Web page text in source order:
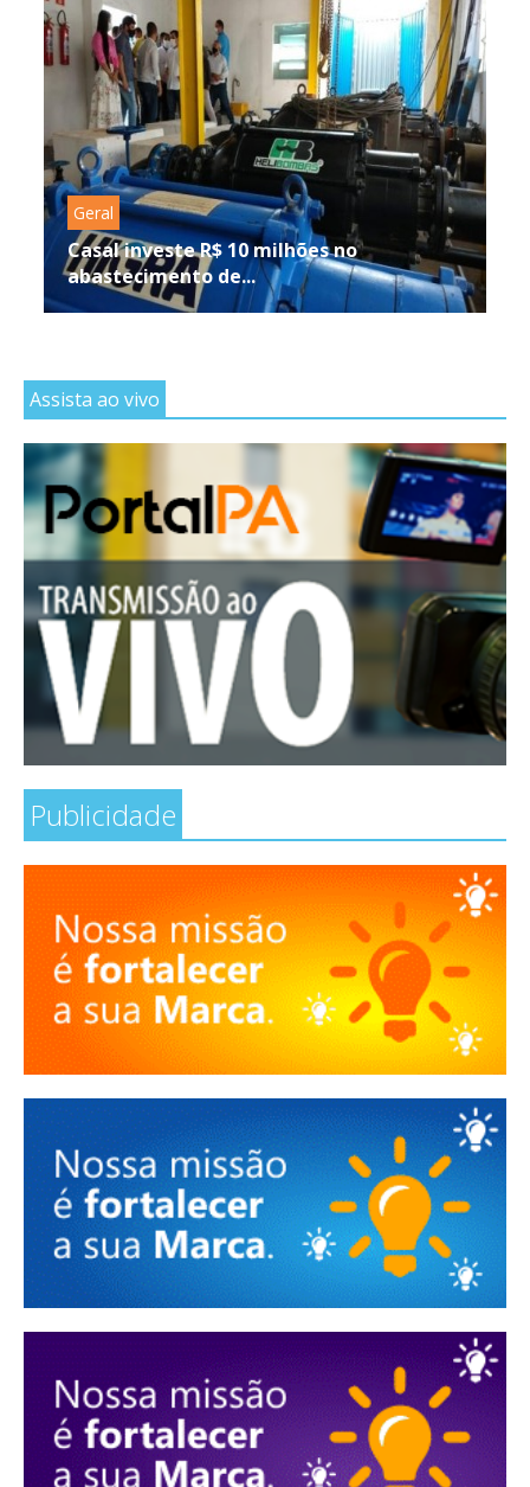
Geral
Casal investe R$ 10 milhões no
abastecimento de...
Assista ao vivo
Publicidade